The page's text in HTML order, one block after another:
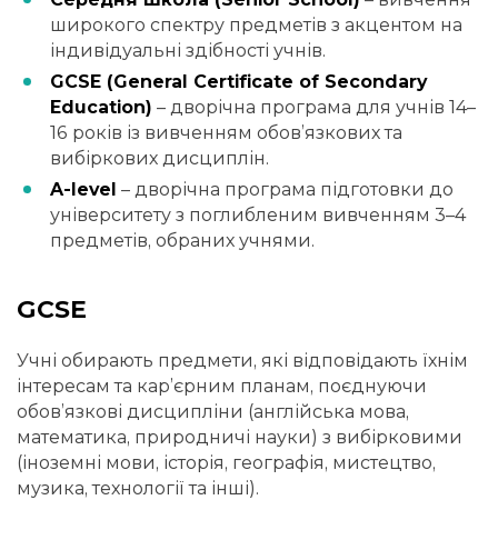
широкого спектру предметів з акцентом на
індивідуальні здібності учнів.
GCSE (General Certificate of Secondary
Education) – дворічна програма для учнів 14–
16 років із вивченням обов’язкових та
вибіркових дисциплін.
A-level – дворічна програма підготовки до
університету з поглибленим вивченням 3–4
предметів, обраних учнями.
GCSE
Учні обирають предмети, які відповідають їхнім
інтересам та кар’єрним планам, поєднуючи
обов’язкові дисципліни (англійська мова,
математика, природничі науки) з вибірковими
(іноземні мови, історія, географія, мистецтво,
музика, технології та інші).